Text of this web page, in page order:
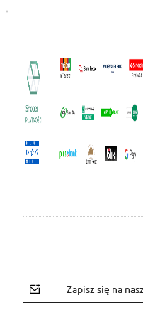
Zapisz się na